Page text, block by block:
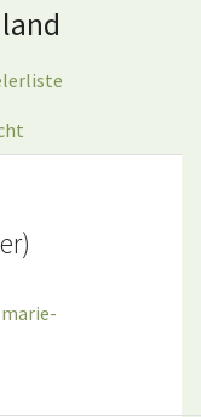
marie-